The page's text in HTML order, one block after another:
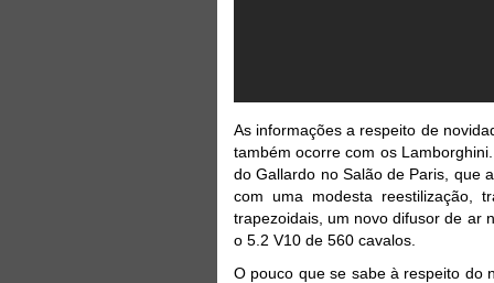
As informações a respeito de
também ocorre com os
do Gallardo no Salão de Paris, que
com uma modesta reestilização,
trapezoidais, um novo difusor de ar
o 5.2 V10 de 560 cavalos.
O pouco que se sabe à respeito do